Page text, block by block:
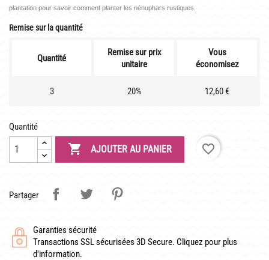
LATOUR-MARLIAC
CLAUDE MONET
DE PLANTATION
DE JARDINAGE AQUATIQUE
GUIDE VISUEL
plantation pour savoir comment planter les nénuphars rustiques.
Remise sur la quantité
Quantité
Remise sur prix
unitaire
Vous
économisez
3 20% 12,60 €
Quantité
 AJOUTER AU PANIER favorite_border
Partager
Garanties sécurité
Transactions SSL sécurisées 3D Secure. Cliquez pour plus
d'information.